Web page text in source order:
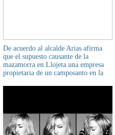
De acuerdo al alcalde Arias afirma
que el supuesto causante de la
mazamorra en Llojeta una empresa
propietaria de un camposanto en la